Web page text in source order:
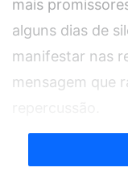
mais
alguns dias de
manifestar nas
mensagem que